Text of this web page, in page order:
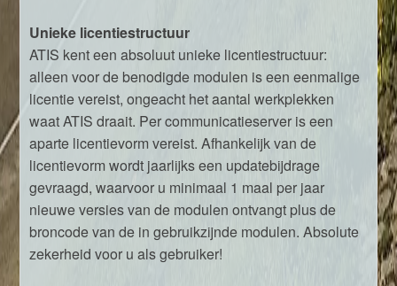
Unieke licentiestructuur
ATIS kent een absoluut unieke licentiestructuur:
alleen voor de benodigde modulen is een eenmalige
licentie vereist, ongeacht het aantal werkplekken
waat ATIS draait. Per communicatieserver is een
aparte licentievorm vereist. Afhankelijk van de
licentievorm wordt jaarlijks een updatebijdrage
gevraagd, waarvoor u minimaal 1 maal per jaar
nieuwe versies van de modulen ontvangt plus de
broncode van de in gebruikzijnde modulen. Absolute
zekerheid voor u als gebruiker!